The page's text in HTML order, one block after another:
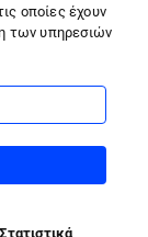
οποίες έχουν
των υπηρεσιών
Στατιστικά
ΜΑΣ